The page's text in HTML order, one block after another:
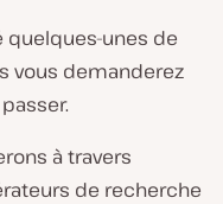
quelques-unes de
vous demanderez
à travers
de recherche